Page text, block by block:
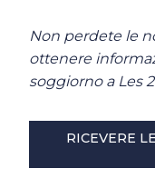
Non perdete le
ottenere
soggiorno a Les
RICEVERE